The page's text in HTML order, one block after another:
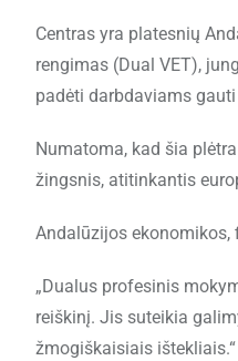
Centras yra platesnių
rengimas (Dual VET),
padėti darbdaviams
Numatoma, kad šia
žingsnis, atitinkantis
Andalūzijos ekonomikos,
„Dualus profesinis
reiškinį. Jis suteikia
žmogiškaisiais ištekliais.“